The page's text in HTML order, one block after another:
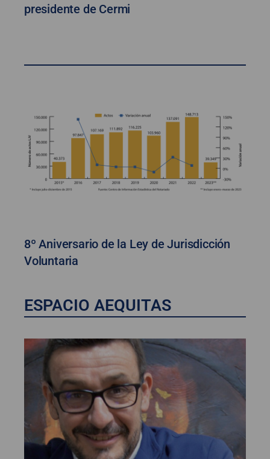
presidente de Cermi
8º Aniversario de la Ley de Jurisdicción
Voluntaria
ESPACIO AEQUITAS